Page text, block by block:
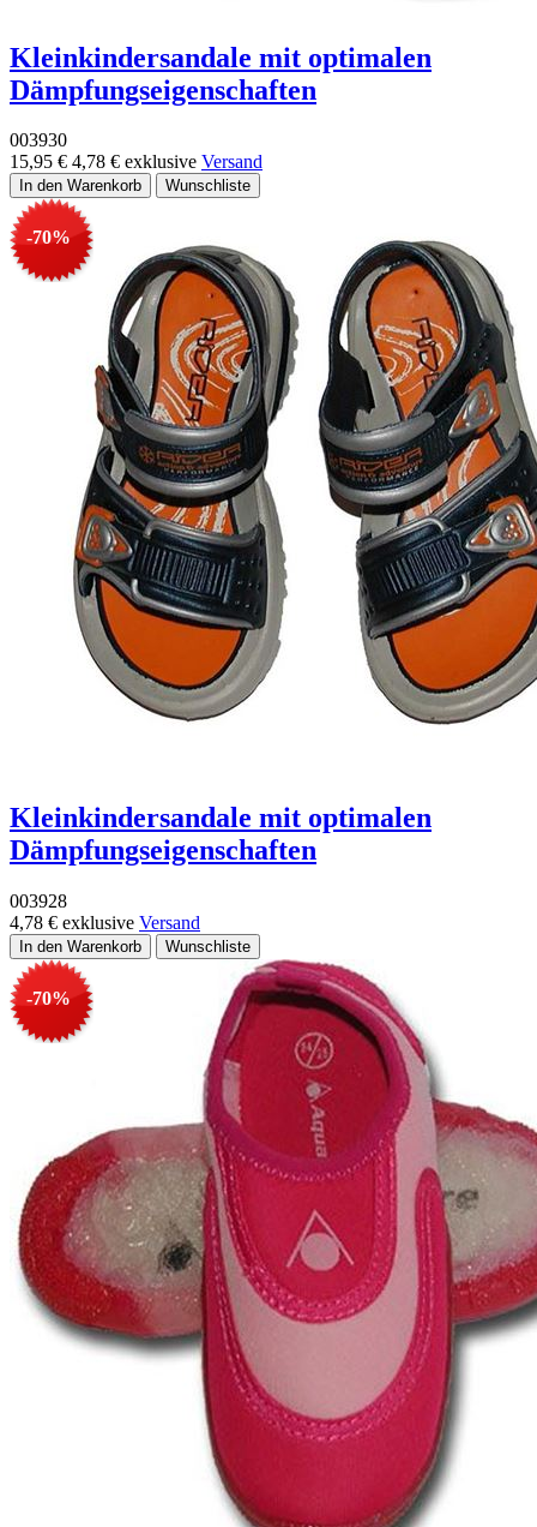
Kleinkindersandale mit optimalen
Dämpfungseigenschaften
003930
15,95 € 4,78 € exklusive Versand
-70%
Kleinkindersandale mit optimalen
Dämpfungseigenschaften
003928
4,78 € exklusive Versand
-70%